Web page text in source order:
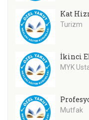
Kat
Turizm
İkinci
MYK
Mutfak